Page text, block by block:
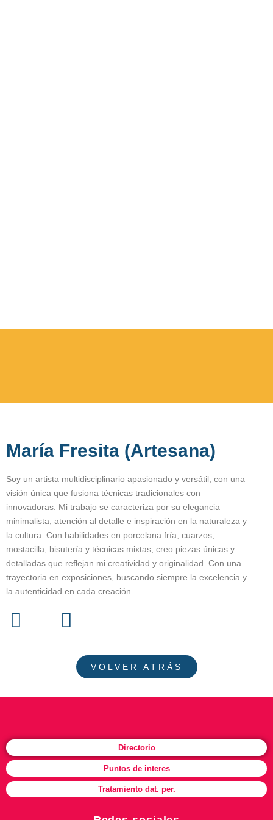
María Fresita (Artesana)
Soy un artista multidisciplinario apasionado y versátil, con una
visión única que fusiona técnicas tradicionales con
innovadoras. Mi trabajo se caracteriza por su elegancia
minimalista, atención al detalle e inspiración en la naturaleza y
la cultura. Con habilidades en porcelana fría, cuarzos,
mostacilla, bisutería y técnicas mixtas, creo piezas únicas y
detalladas que reflejan mi creatividad y originalidad. Con una
trayectoria en exposiciones, buscando siempre la excelencia y
la autenticidad en cada creación.
VOLVER ATRÁS
Directorio
Puntos de interes
Tratamiento dat. per.